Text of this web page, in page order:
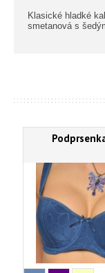
Klasické hladké
smetanová s